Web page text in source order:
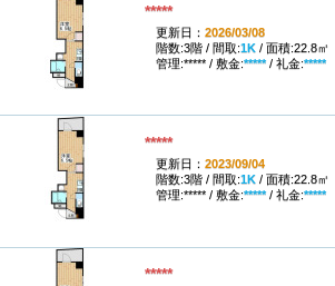
*****
更新日： 2026/03/08
階数:3階 / 間取:1K/ 面積:22.8㎡
管理:***** / 敷金:*****/ 礼金:*****
*****
更新日： 2023/09/04
階数:3階 / 間取:1K/ 面積:22.8㎡
管理:***** / 敷金:*****/ 礼金:*****
*****